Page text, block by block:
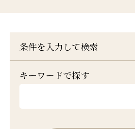
条件を入力して検索
キーワードで探す